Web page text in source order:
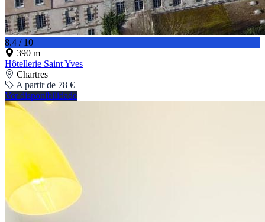
8.4 / 10
390 m
Hôtellerie Saint Yves
Chartres
A partir de 78 €
Ver disponibilidade